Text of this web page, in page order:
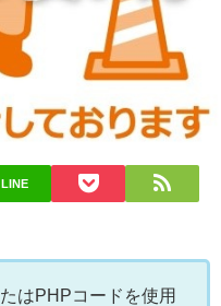
LINE
はPHPコードを使用